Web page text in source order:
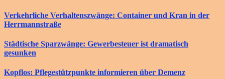
Verkehrliche Verhaltenszwänge: Container und Kran in der
Herrmannstraße
Städtische Sparzwänge: Gewerbesteuer ist dramatisch
gesunken
Kopflos: Pflegestützpunkte informieren über Demenz